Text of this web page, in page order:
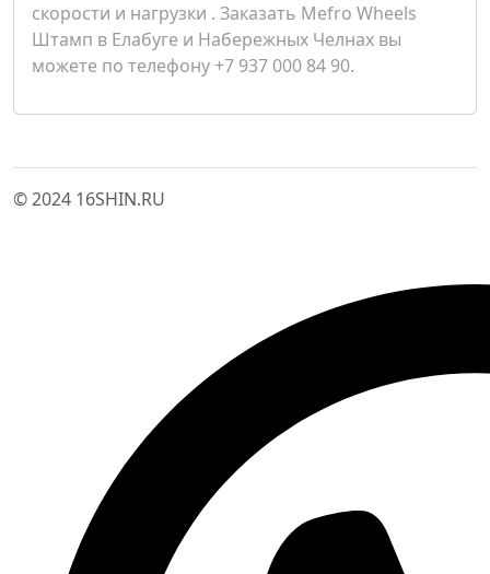
скорости и нагрузки . Заказать Mefro Wheels
Штамп в Елабуге и Набережных Челнах вы
можете по телефону +7 937 000 84 90.
© 2024 16SHIN.RU